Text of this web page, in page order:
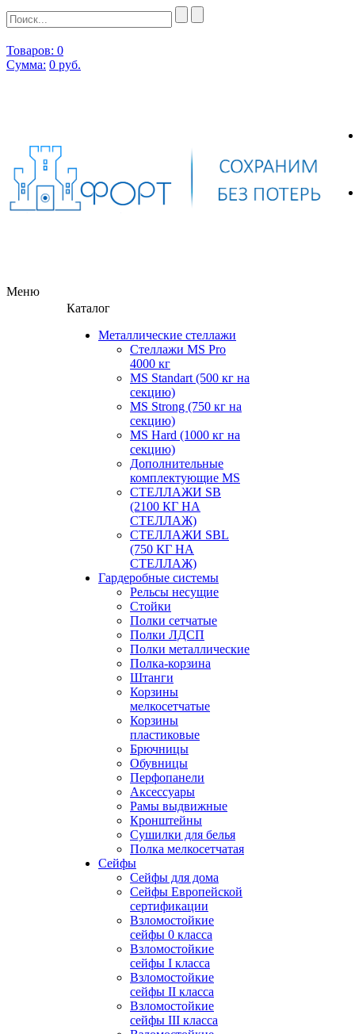
Товаров: 0
Сумма: 0 руб.
Меню
Каталог
Металлические стеллажи
Стеллажи MS Pro
4000 кг
MS Standart (500 кг на
секцию)
MS Strong (750 кг на
секцию)
MS Hard (1000 кг на
секцию)
Дополнительные
комплектующие MS
СТЕЛЛАЖИ SB
(2100 КГ НА
СТЕЛЛАЖ)
СТЕЛЛАЖИ SBL
(750 КГ НА
СТЕЛЛАЖ)
Гардеробные системы
Рельсы несущие
Стойки
Полки сетчатые
Полки ЛДСП
Полки металлические
Полка-корзина
Штанги
Корзины
мелкосетчатые
Корзины
пластиковые
Брючницы
Обувницы
Перфопанели
Аксессуары
Рамы выдвижные
Кронштейны
Сушилки для белья
Полка мелкосетчатая
Сейфы
Сейфы для дома
Сейфы Европейской
сертификации
Взломостойкие
сейфы 0 класса
Взломостойкие
сейфы I класса
Взломостойкие
сейфы II класса
Взломостойкие
сейфы III класса